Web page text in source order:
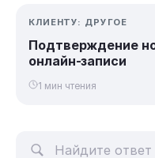
КЛИЕНТУ: ДРУГОЕ
Подтверждение
онлайн-записи
1 мин чтения